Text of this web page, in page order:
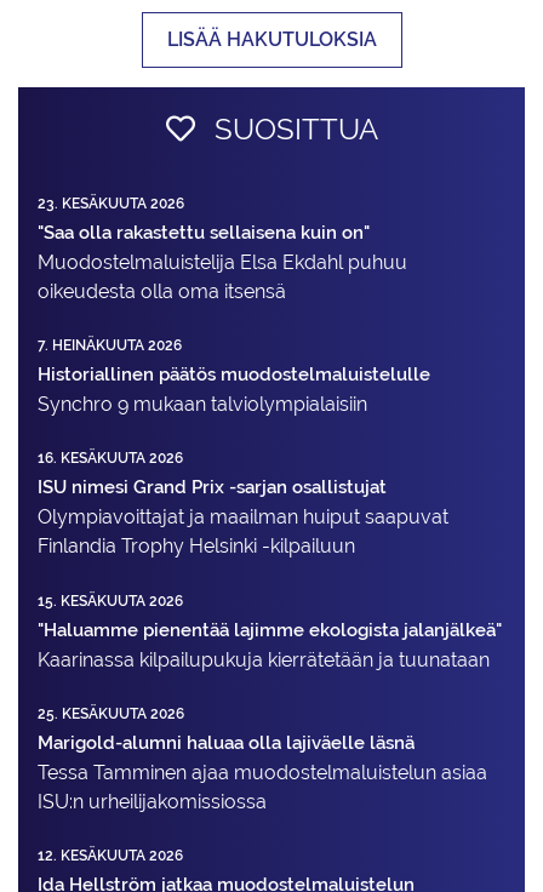
LISÄÄ HAKUTULOKSIA
SUOSITTUA
23. KESÄKUUTA 2026
"Saa olla rakastettu sellaisena kuin on"
Muodostelma­luistelija Elsa Ekdahl puhuu
oikeudesta olla oma itsensä
7. HEINÄKUUTA 2026
Historiallinen päätös muodostelmaluistelulle
Synchro 9 mukaan talviolympialaisiin
16. KESÄKUUTA 2026
ISU nimesi Grand Prix -sarjan osallistujat
Olympiavoittajat ja maailman huiput saapuvat
Finlandia Trophy Helsinki -kilpailuun
15. KESÄKUUTA 2026
"Haluamme pienentää lajimme ekologista jalanjälkeä"
Kaarinassa kilpailupukuja kierrätetään ja tuunataan
25. KESÄKUUTA 2026
Marigold-alumni haluaa olla lajiväelle läsnä
Tessa Tamminen ajaa muodostelma­luistelun asiaa
ISU:n urheilija­komissiossa
12. KESÄKUUTA 2026
Ida Hellström jatkaa muodostelmaluistelun